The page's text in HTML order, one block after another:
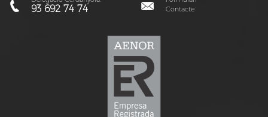
93 692 74 74
Contacte